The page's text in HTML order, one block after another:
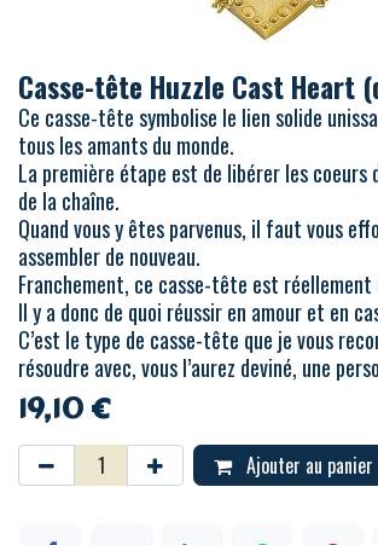
Casse-tête Huzzle Cast Heart
Ce casse-tête symbolise le lien solide
tous les amants du monde.
La première étape est de libérer les
de la chaîne.
Quand vous y êtes parvenus, il faut vous
assembler de nouveau.
Franchement, ce casse-tête est
Il y a donc de quoi réussir en amour et en
C’est le type de casse-tête que je vous
résoudre avec, vous l’aurez deviné, une
19,10€
Ajouter au panier